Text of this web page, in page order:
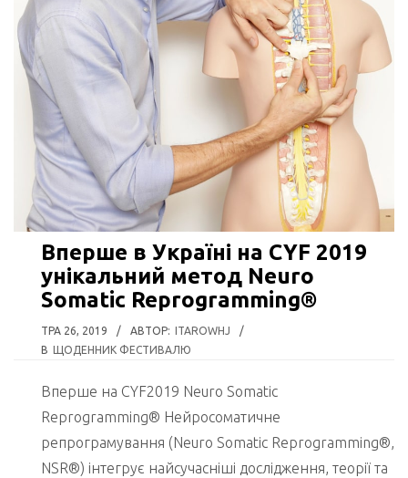
Вперше в Україні на CYF 2019
унікальний метод Neuro
Somatic Reprogramming®
ТРА 26, 2019 / АВТОР: ITAROWHJ
/
В
ЩОДЕННИК ФЕСТИВАЛЮ
Вперше на CYF2019 Neuro Somatic
Reprogramming® Нейросоматичне
репрограмування (Neuro Somatic Reprogramming®,
NSR®) інтегрує найсучасніші дослідження, теорії та